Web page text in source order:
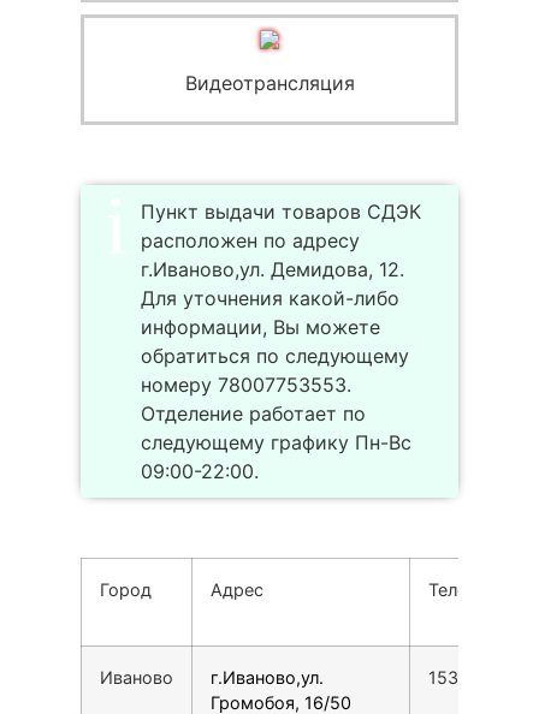
Видеотрансляция
Пункт выдачи товаров СДЭК
расположен по адресу
г.Иваново,ул. Демидова, 12.
Для уточнения какой-либо
информации, Вы можете
обратиться по следующему
номеру 78007753553.
Отделение работает по
следующему графику Пн-Вс
09:00-22:00.
Город Адрес Телефон
Иваново
г.Иваново,ул.
Громобоя, 16/50